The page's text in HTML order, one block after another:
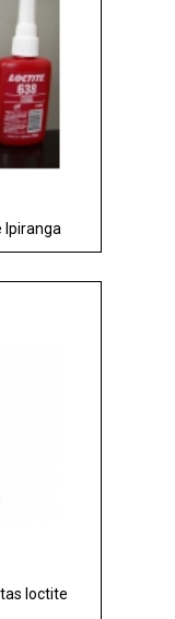
Ipiranga
loctite